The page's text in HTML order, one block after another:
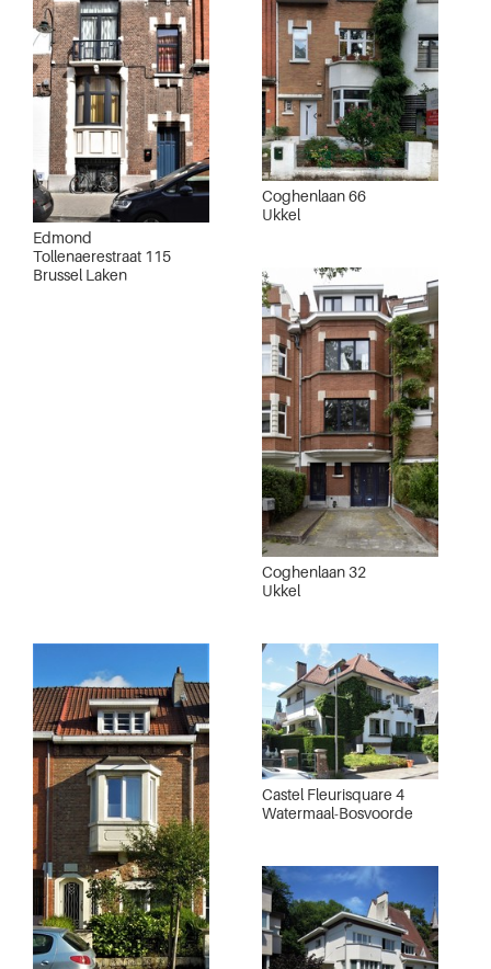
Edmond
Tollenaerestraat 115
Brussel Laken
Coghenlaan 66
Ukkel
Coghenlaan 32
Ukkel
Castel Fleurisquare 4
Watermaal-Bosvoorde